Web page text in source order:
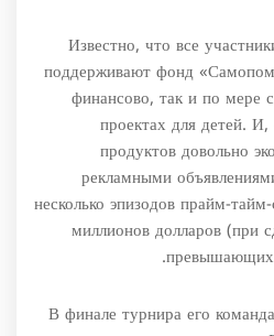
Известно, что все
поддерживают фонд
финансово, так и по мере
проектах для детей.
продуктов довольно
рекламными
несколько эпизодов прайм-
миллионов долларов (при
превышающих
В финале турнира его